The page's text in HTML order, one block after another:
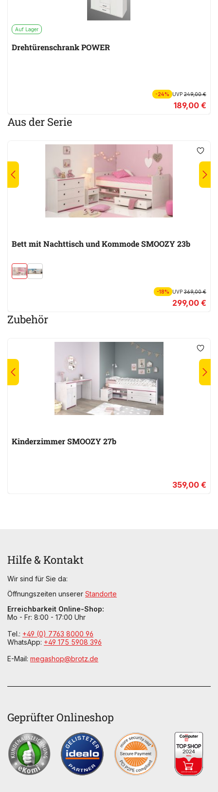
Auf Lager
Drehtürenschrank POWER
-24% UVP249,00 €
189,00 €
Aus der Serie
Bett mit Nachttisch und Kommode SMOOZY 23b
-18% UVP369,00 €
299,00 €
Zubehör
Kinderzimmer SMOOZY 27b
359,00 €
Hilfe & Kontakt
Wir sind für Sie da:
Öffnungszeiten unserer Standorte
Erreichbarkeit Online-Shop:
Mo - Fr: 8:00 - 17:00 Uhr
Tel.: +49 (0) 7763 8000 96
WhatsApp: +49 175 5908 396
E-Mail: megashop@brotz.de
Geprüfter Onlineshop